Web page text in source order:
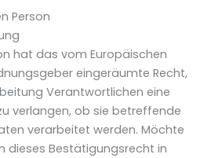
Person
hat das vom Europäischen
eingeräumte Recht,
Verantwortlichen eine
verlangen, ob sie betreffende
verarbeitet werden. Möchte
dieses Bestätigungsrecht in